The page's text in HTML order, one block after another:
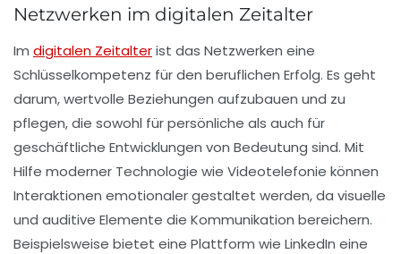
Netzwerken im digitalen Zeitalter
Im digitalen Zeitalterist das Netzwerken eine
Schlüsselkompetenz für den beruflichen Erfolg. Es geht
darum,wertvolle Beziehungen aufzubauen und zu
pflegen, die sowohl für persönliche als auch für
geschäftliche Entwicklungen von Bedeutung sind. Mit
Hilfe moderner Technologie wie Videotelefonie können
Interaktionen emotionaler gestaltet werden, da visuelle
und auditive Elemente die Kommunikation bereichern.
Beispielsweise bietet eine Plattform wie LinkedIn eine